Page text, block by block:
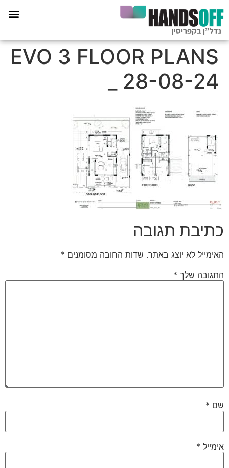
EVO 3 FLOOR PLANS
_ 28-08-24
כתיבת תגובה
האימייל לא יוצג באתר. שדות החובה מסומנים *
התגובה שלך *
שם *
אימייל *